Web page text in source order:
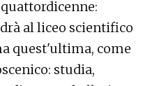
al liceo scientifico
quest'ultima, come
studia,